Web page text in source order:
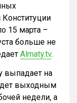
15 марта –
больше не
Almaty.tv.
выпадает на
выходным
недели, а